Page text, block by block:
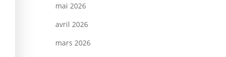
mai 2026
avril 2026
mars 2026